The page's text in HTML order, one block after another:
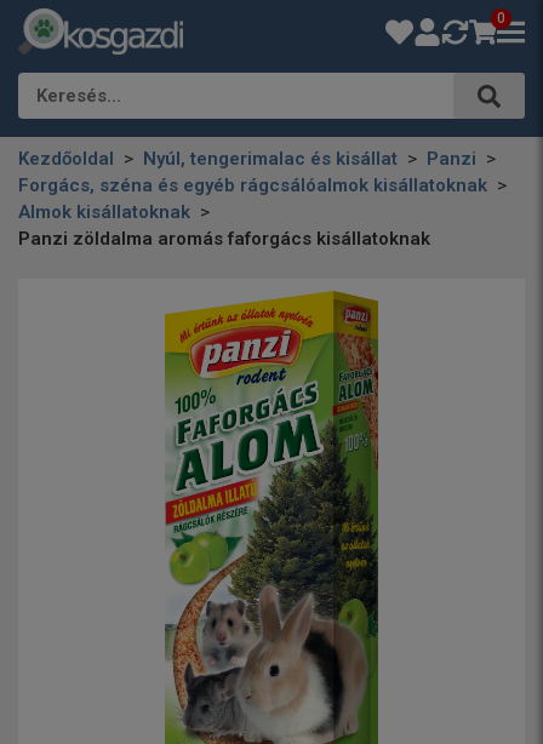
0
Keresés…
Kezdőoldal Nyúl, tengerimalac és kisállat
Panzi
Forgács, széna és egyéb rágcsálóalmok kisállatoknak
Almok kisállatoknak
Panzi zöldalma aromás faforgács kisállatoknak